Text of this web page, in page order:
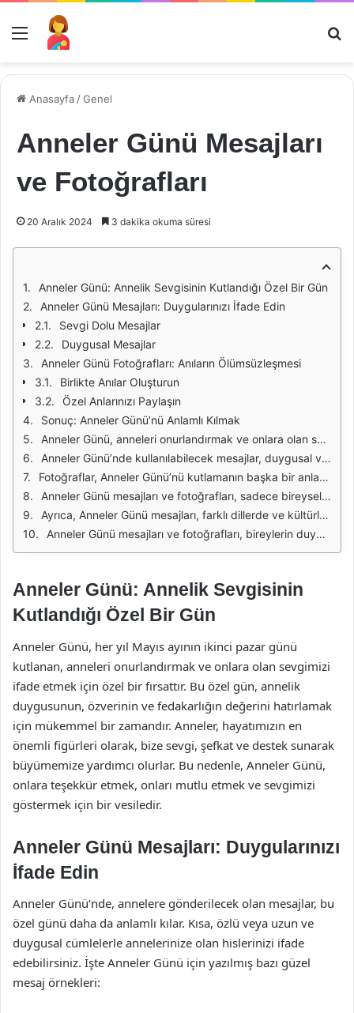
Menü
Anasayfa /Genel
Anneler Günü Mesajları
ve Fotoğrafları
20 Aralık 2024 3 dakika okuma süresi
Anneler Günü: Annelik Sevgisinin Kutlandığı Özel Bir Gün
Anneler Günü Mesajları: Duygularınızı İfade Edin
Sevgi Dolu Mesajlar
Duygusal Mesajlar
Anneler Günü Fotoğrafları: Anıların Ölümsüzleşmesi
Birlikte Anılar Oluşturun
Özel Anlarınızı Paylaşın
Sonuç: Anneler Günü’nü Anlamlı Kılmak
Anneler Günü, anneleri onurlandırmak ve onlara olan sevgimizi göstermek için özel bir gündür. Bu özel günde, annelerimize olan duygularımızı ifade etmek için yazılı mesajlar ve güzel fotoğraflar paylaşmak oldukça önemlidir. Anneler Günü mesajları, annelerimize duyduğumuz minnettarlığı ve sevgiyi dile getirmenin en güzel yollarından biridir. Bu mesajlar, sadece sözlerden ibaret olmayıp, annelere olan derin bağlarımızı da yansıtır.
Anneler Günü’nde kullanılabilecek mesajlar, duygusal ve anlamlı olduğunda daha etkili olur. "Senin gibi bir anneye sahip olduğum için çok şanslıyım" ya da "Her zorluğun üstesinden geldin, teşekkürler anne" gibi ifadeler, annelerimizin kıymetini bir kez daha hatırlatır. Bu tür mesajlar, annelerimizin kalplerine dokunarak onlara kendilerini özel hissettirir.
Fotoğraflar, Anneler Günü’nü kutlamanın başka bir anlamlı yoludur. Aile fotoğrafları, çocukluk anıları veya annenizle geçirdiğiniz özel anların görsel temsilleri, bu özel günü kutlamanın güzel yollarındandır. Özellikle sosyal medya platformlarında paylaşılan bu fotoğraflar, herkesin annelerine olan sevgisini göstermesi açısından oldukça önemlidir.
Anneler Günü mesajları ve fotoğrafları, sadece bireysel olarak değil, aynı zamanda toplumsal bir değer taşır. Bu özel günde, annelerin toplumdaki rolü ve önemi bir kez daha vurgulanır. İnsanlar, annelerinin fedakarlıklarını hatırlayarak onlara olan sevgilerini ifade etme fırsatı bulurlar. Bu durum, aile bağlarının güçlenmesine yardımcı olur.
Ayrıca, Anneler Günü mesajları, farklı dillerde ve kültürlerde de kutlanmaktadır. Her kültür, annelerini onurlandırmak için farklı gelenek ve göreneklere sahiptir. Bu durum, anneliğin evrensel bir değer olduğunu gösterir. Anneler Günü, sadece bir kutlama değil, aynı zamanda annelere olan sevgi ve minnettarlığın ifadesidir.
Anneler Günü mesajları ve fotoğrafları, bireylerin duygularını ifade etmeleri açısından önemli bir araçtır. Annelere duyulan sevgi, her zaman sözel olarak ifade edilemeyebilir. Ancak, bir fotoğrafın altında yazılan birkaç kelime, duyguların en güzel şekilde aktarılmasını sağlar. Bu nedenle, bu özel günde annelere olan hislerimizi paylaşmak için yaratıcı olmakta fayda vardır.
Anneler Günü: Annelik Sevgisinin
Kutlandığı Özel Bir Gün
Anneler Günü, her yıl Mayıs ayının ikinci pazar günü
kutlanan, anneleri onurlandırmak ve onlara olan sevgimizi
ifade etmek için özel bir fırsattır. Bu özel gün, annelik
duygusunun, özverinin ve fedakarlığın değerini hatırlamak
için mükemmel bir zamandır. Anneler, hayatımızın en
önemli figürleri olarak, bize sevgi, şefkat ve destek sunarak
büyümemize yardımcı olurlar. Bu nedenle, Anneler Günü,
onlara teşekkür etmek, onları mutlu etmek ve sevgimizi
göstermek için bir vesiledir.
Anneler Günü Mesajları: Duygularınızı
İfade Edin
Anneler Günü’nde, annelere gönderilecek olan mesajlar, bu
özel günü daha da anlamlı kılar. Kısa, özlü veya uzun ve
duygusal cümlelerle annelerinize olan hislerinizi ifade
edebilirsiniz. İşte Anneler Günü için yazılmış bazı güzel
mesaj örnekleri: